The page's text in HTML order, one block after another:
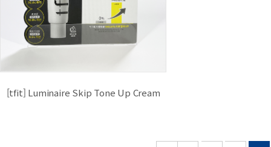
[tfit] Luminaire Skip Tone Up Cream